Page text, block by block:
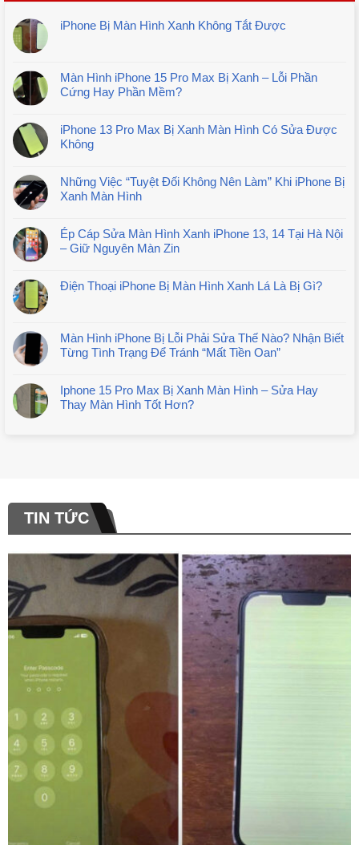
iPhone Bị Màn Hình Xanh Không Tắt Được
Màn Hình iPhone 15 Pro Max Bị Xanh – Lỗi Phần
Cứng Hay Phần Mềm?
iPhone 13 Pro Max Bị Xanh Màn Hình Có Sửa Được
Không
Những Việc “Tuyệt Đối Không Nên Làm” Khi iPhone Bị
Xanh Màn Hình
Ép Cáp Sửa Màn Hình Xanh iPhone 13, 14 Tại Hà Nội
– Giữ Nguyên Màn Zin
Điện Thoại iPhone Bị Màn Hình Xanh Lá Là Bị Gì?
Màn Hình iPhone Bị Lỗi Phải Sửa Thế Nào? Nhận Biết
Từng Tình Trạng Để Tránh “Mất Tiền Oan”
Iphone 15 Pro Max Bị Xanh Màn Hình – Sửa Hay
Thay Màn Hình Tốt Hơn?
TIN TỨC